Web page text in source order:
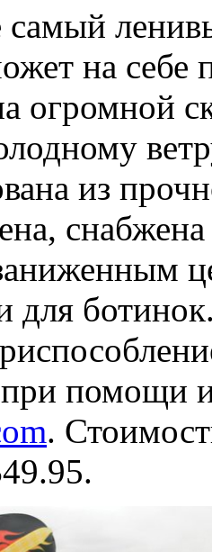
самый
на себе
огромной
из
для
помощи
.